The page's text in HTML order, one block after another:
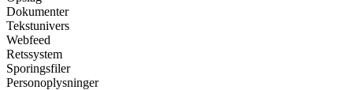
Dokumenter
Tekstunivers
Webfeed
Retssystem
Sporingsfiler
Personoplysninger